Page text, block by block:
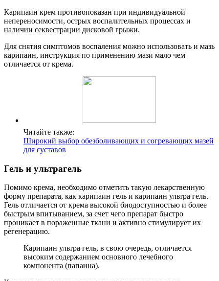
Карипаин крем противопоказан при индивидуальной
непереносимости, острых воспалительных процессах и
наличии секвестрации дисковой грыжи.
Для снятия симптомов воспаления можно использовать и мазь
карипаин, инструкция по применению мази мало чем
отличается от крема.
Читайте также:
Широкий выбор обезболивающих и согревающих мазей
для суставов
Гель и ультрагель
Помимо крема, необходимо отметить такую лекарственную
форму препарата, как карипаин гель и карипаин ультра гель.
Гель отличается от крема высокой биодоступностью и более
быстрым впитыванием, за счет чего препарат быстро
проникает в пораженные ткани и активно стимулирует их
регенерацию.
Карипаин ультра гель, в свою очередь, отличается
высоким содержанием основного лечебного
компонента (папаина).